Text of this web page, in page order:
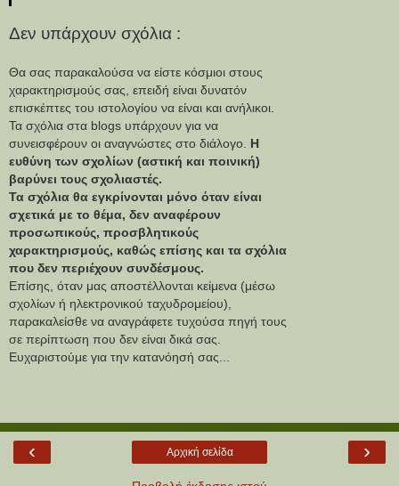
Δεν υπάρχουν σχόλια :
Θα σας παρακαλούσα να είστε κόσμιοι στους
χαρακτηρισμούς σας, επειδή είναι δυνατόν
επισκέπτες του ιστολογίου να είναι και ανήλικοι.
Τα σχόλια στα blogs υπάρχουν για να
συνεισφέρουν οι αναγνώστες στο διάλογο. Η
ευθύνη των σχολίων (αστική και ποινική)
βαρύνει τους σχολιαστές.
Τα σχόλια θα εγκρίνονται μόνο όταν είναι
σχετικά με το θέμα, δεν αναφέρουν
προσωπικούς, προσβλητικούς
χαρακτηρισμούς, καθώς επίσης και τα σχόλια
που δεν περιέχουν συνδέσμους.
Επίσης, όταν μας αποστέλλονται κείμενα (μέσω
σχολίων ή ηλεκτρονικού ταχυδρομείου),
παρακαλείσθε να αναγράφετε τυχούσα πηγή τους
σε περίπτωση που δεν είναι δικά σας.
Ευχαριστούμε για την κατανόησή σας...
‹ ›
Αρχική σελίδα